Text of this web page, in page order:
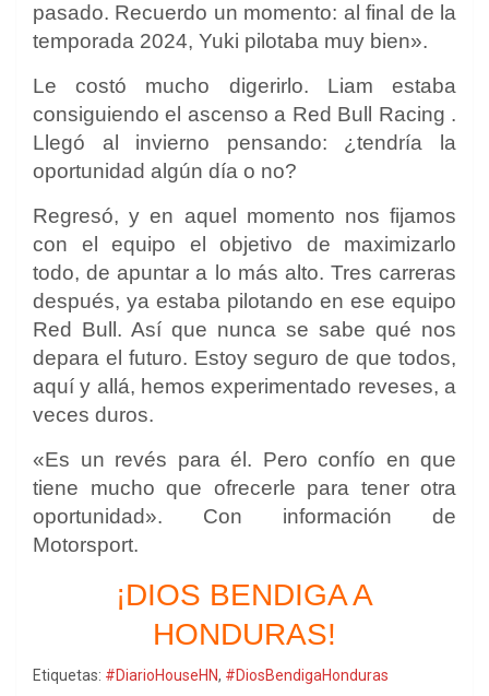
pasado. Recuerdo un momento: al final de la
temporada 2024, Yuki pilotaba muy bien».
Le costó mucho digerirlo. Liam estaba
consiguiendo el ascenso a Red Bull Racing .
Llegó al invierno pensando: ¿tendría la
oportunidad algún día o no?
Regresó, y en aquel momento nos fijamos
con el equipo el objetivo de maximizarlo
todo, de apuntar a lo más alto. Tres carreras
después, ya estaba pilotando en ese equipo
Red Bull. Así que nunca se sabe qué nos
depara el futuro. Estoy seguro de que todos,
aquí y allá, hemos experimentado reveses, a
veces duros.
«Es un revés para él. Pero confío en que
tiene mucho que ofrecerle para tener otra
oportunidad». Con información de
Motorsport.
¡DIOS BENDIGA A
HONDURAS!
Etiquetas: #DiarioHouseHN, #DiosBendigaHonduras